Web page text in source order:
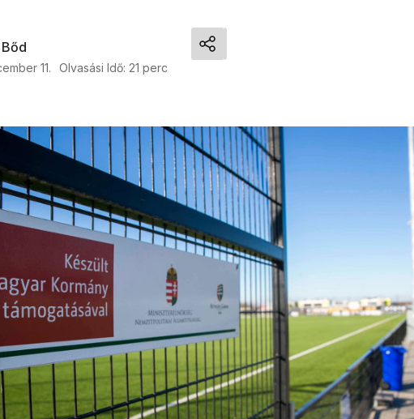
11. Olvasási Idő: 21 perc